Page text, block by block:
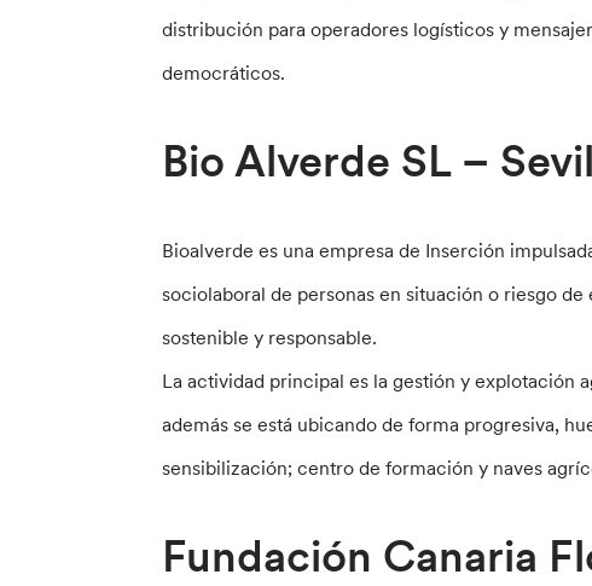
distribución para operadores logísticos y
democráticos.
Bio Alverde SL –
Bioalverde es una empresa de Inserción
sociolaboral de personas en situación o riesgo
sostenible y responsable.
La actividad principal es la gestión y explotación
además se está ubicando de forma progresiva,
sensibilización; centro de formación y naves
Fundación Canaria